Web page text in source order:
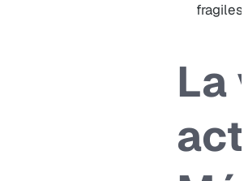
fragiles.
La